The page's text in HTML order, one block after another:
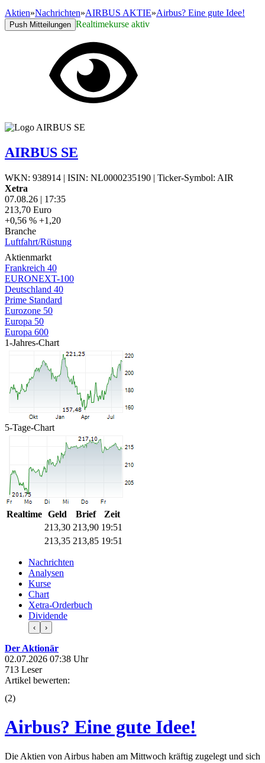
Aktien»Nachrichten»AIRBUS AKTIE»Airbus? Eine gute Idee!
Push Mitteilungen Realtimekurse aktiv
AIRBUS SE
WKN: 938914 | ISIN: NL0000235190 | Ticker-Symbol: AIR
Xetra
07.08.26 | 17:35
213,70 Euro
+0,56 % +1,20
Branche
Luftfahrt/Rüstung
Aktienmarkt
Frankreich 40
EURONEXT-100
Deutschland 40
Prime Standard
Eurozone 50
Europa 50
Europa 600
1-Jahres-Chart
5-Tage-Chart
Realtime Geld Brief
Zeit
213,30 213,90 19:51
213,35 213,85 19:51
Nachrichten
Analysen
Kurse
Chart
Xetra-Orderbuch
Dividende
‹ ›
Der Aktionär
02.07.2026 07:38 Uhr
713 Leser
Artikel bewerten:
(2)
Airbus? Eine gute Idee!
Die Aktien von Airbus haben am Mittwoch kräftig zugelegt und sich